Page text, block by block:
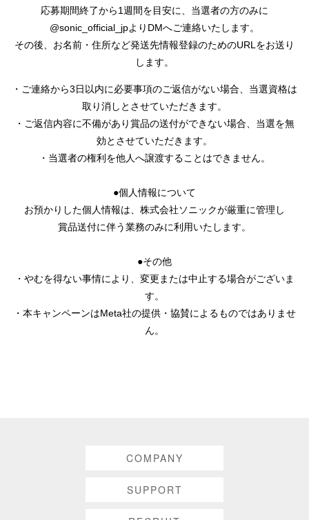
応募期間終了から1週間を目安に、当選者の方のみに
@sonic_official_jpよりDMへご連絡いたします。
その後、お名前・住所など発送先情報登録のためのURLをお送り
します。
・ご連絡から3日以内に必要事項のご返信がない場合、当選資格は
取り消しとさせていただきます。
・ご返信内容に不備があり賞品の送付ができない場合、当選を無
効とさせていただきます。
・当選者の権利を他人へ譲渡することはできません。
●個人情報について
お預かりした個人情報は、株式会社ソニックが厳重に管理し
賞品送付に伴う業務のみに利用いたします。
●その他
・やむを得ない事情により、変更または中止する場合がございま
す。
・本キャンペーンはMeta社の提供・協賛によるものではありませ
ん。
COMPANY
SUPPORT